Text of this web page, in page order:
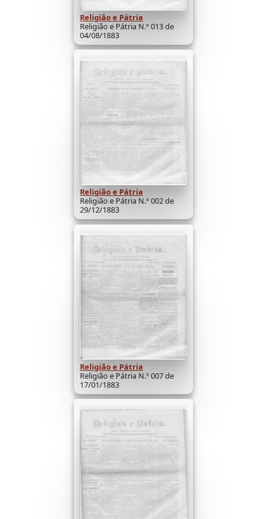
Religião e Pátria
Religião e Pátria N.º 013 de
04/08/1883
Religião e Pátria
Religião e Pátria N.º 002 de
29/12/1883
Religião e Pátria
Religião e Pátria N.º 007 de
17/01/1883